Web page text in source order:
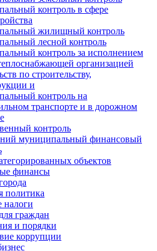
контроль в сфере
жилищный контроль
лесной контроль
контроль за исполнением
организацией
по строительству,
и
контроль на
транспорте и в дорожном
контроль
муниципальный финансовый
объектов
финансы
политика
налоги
граждан
и порядки
коррупции